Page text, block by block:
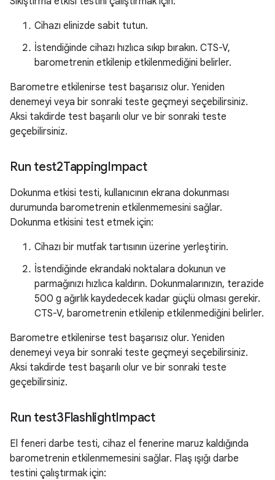
Cihazı elinizde sabit tutun.
İstendiğinde cihazı hızlıca sıkıp bırakın. CTS-V,
barometrenin etkilenip etkilenmediğini belirler.
Barometre etkilenirse test başarısız olur. Yeniden
denemeyi veya bir sonraki teste geçmeyi seçebilirsiniz.
Aksi takdirde test başarılı olur ve bir sonraki teste
geçebilirsiniz.
Run test2TappingImpact
Dokunma etkisi testi, kullanıcının ekrana dokunması
durumunda barometrenin etkilenmemesini sağlar.
Dokunma etkisini test etmek için:
Cihazı bir mutfak tartısının üzerine yerleştirin.
İstendiğinde ekrandaki noktalara dokunun ve
parmağınızı hızlıca kaldırın. Dokunmalarınızın, terazide
500 g ağırlık kaydedecek kadar güçlü olması gerekir.
CTS-V, barometrenin etkilenip etkilenmediğini belirler.
Barometre etkilenirse test başarısız olur. Yeniden
denemeyi veya bir sonraki teste geçmeyi seçebilirsiniz.
Aksi takdirde test başarılı olur ve bir sonraki teste
geçebilirsiniz.
Run test3FlashlightImpact
El feneri darbe testi, cihaz el fenerine maruz kaldığında
barometrenin etkilenmemesini sağlar. Flaş ışığı darbe
testini çalıştırmak için: